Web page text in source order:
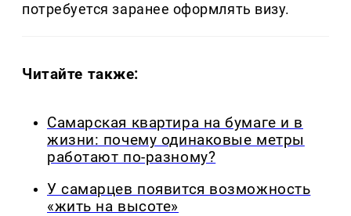
потребуется заранее оформлять визу.
Читайте также:
Самарская квартира на бумаге и в
жизни: почему одинаковые метры
работают по-разному?
У самарцев появится возможность
«жить на высоте»